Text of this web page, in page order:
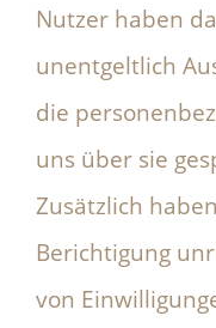
Nutzer haben
unentgeltlich
die
uns über sie
Zusätzlich
Berichtigung
von